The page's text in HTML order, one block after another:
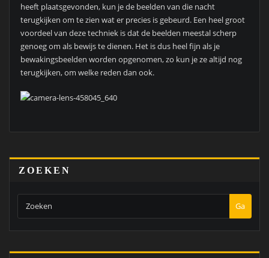
heeft plaatsgevonden, kun je de beelden van die nacht
terugkijken om te zien wat er precies is gebeurd. Een heel groot
voordeel van deze techniek is dat de beelden meestal scherp
genoeg om als bewijs te dienen. Het is dus heel fijn als je
bewakingsbeelden worden opgenomen, zo kun je ze altijd nog
terugkijken, om welke reden dan ook.
ZOEKEN
Ga